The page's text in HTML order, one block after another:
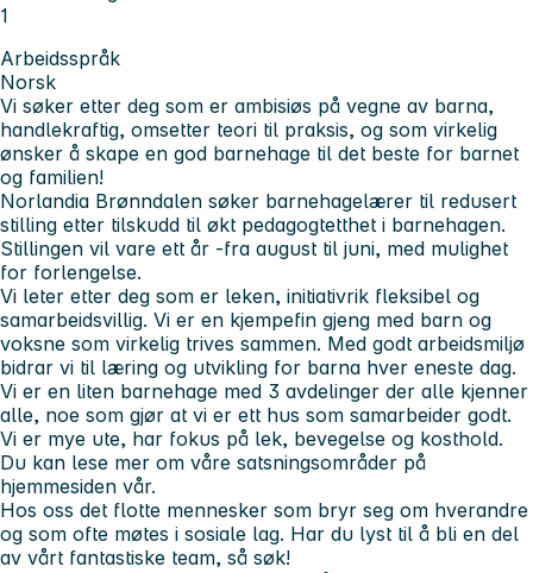
1
Arbeidsspråk
Norsk
Vi søker etter deg som er ambisiøs på vegne av barna,
handlekraftig, omsetter teori til praksis, og som virkelig
ønsker å skape en god barnehage til det beste for barnet
og familien!
Norlandia Brønndalen søker barnehagelærer til redusert
stilling etter tilskudd til økt pedagogtetthet i barnehagen.
Stillingen vil vare ett år -fra august til juni, med mulighet
for forlengelse.
Vi leter etter deg som er leken, initiativrik fleksibel og
samarbeidsvillig. Vi er en kjempefin gjeng med barn og
voksne som virkelig trives sammen. Med godt arbeidsmiljø
bidrar vi til læring og utvikling for barna hver eneste dag.
Vi er en liten barnehage med 3 avdelinger der alle kjenner
alle, noe som gjør at vi er ett hus som samarbeider godt.
Vi er mye ute, har fokus på lek, bevegelse og kosthold.
Du kan lese mer om våre satsningsområder på
hjemmesiden vår.
Hos oss det flotte mennesker som bryr seg om hverandre
og som ofte møtes i sosiale lag. Har du lyst til å bli en del
av vårt fantastiske team, så søk!